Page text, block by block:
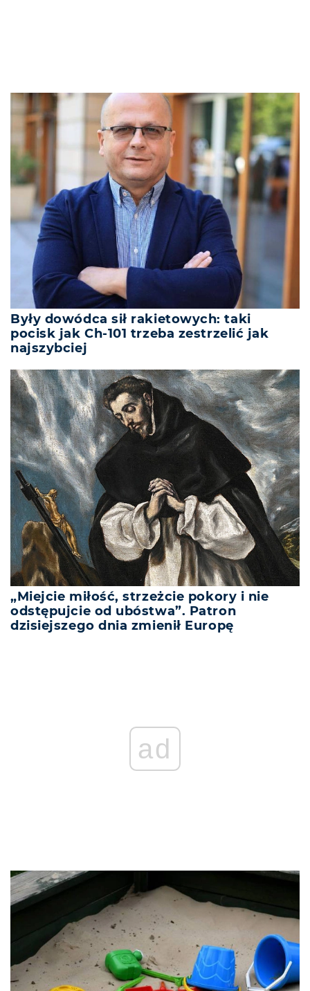
Były dowódca sił rakietowych: taki
pocisk jak Ch-101 trzeba zestrzelić jak
najszybciej
„Miejcie miłość, strzeżcie pokory i nie
odstępujcie od ubóstwa”. Patron
dzisiejszego dnia zmienił Europę
ad